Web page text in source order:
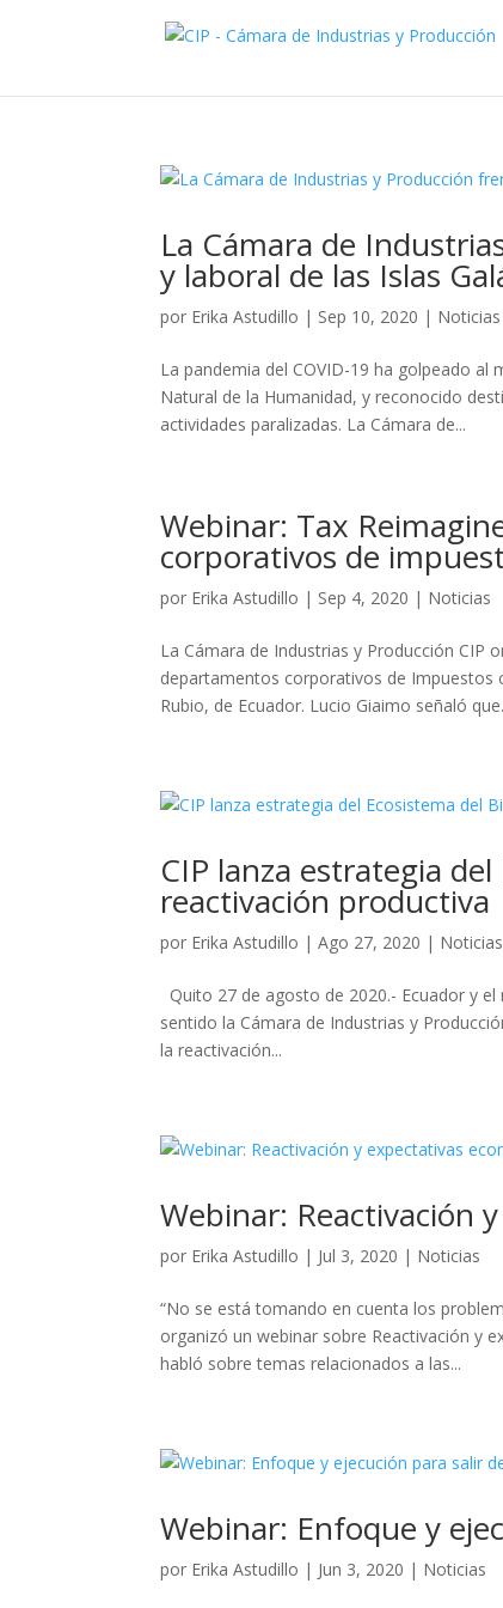
La Cámara de
y laboral de las Islas
por Erika Astudillo | Sep 10, 2020 | Noticias
La pandemia del COVID-19 ha golpeado
Natural de la Humanidad, y reconocido
actividades paralizadas. La Cámara de...
Webinar: Tax
corporativos de
por Erika Astudillo | Sep 4, 2020 | Noticias
La Cámara de Industrias y Producción CIP
departamentos corporativos de Impuestos
Rubio, de Ecuador. Lucio Giaimo señaló
CIP lanza estrategia
reactivación productiva
por Erika Astudillo |Ago 27, 2020 | Noticias
Quito 27 de agosto de 2020.- Ecuador y
sentido la Cámara de Industrias y
la reactivación...
Webinar: Reactivación
por Erika Astudillo | Jul 3, 2020 | Noticias
“No se está tomando en cuenta los
organizó un webinar sobre Reactivación y
habló sobre temas relacionados a las...
Webinar: Enfoque y
por Erika Astudillo | Jun 3, 2020 | Noticias